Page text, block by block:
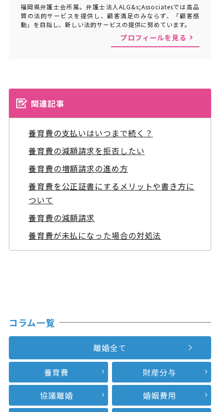
福岡県弁護士会所属。弁護士法人ALG&s;Associatesでは高品
質の法的サービスを提供し、顧客満足のみならず、「顧客感
動」を目指し、新しい法的サービスの提供に努めています。
プロフィールを見る
関連記事
養育費の支払いはいつまで続く？
養育費の減額請求を拒否したい
養育費の増額請求の進め方
養育費を公正証書にするメリットや書き方に
ついて
養育費の減額請求
養育費が未払になった場合の対処法
コラム一覧
離婚全て
養育費
財産分与
協議離婚
婚姻費用